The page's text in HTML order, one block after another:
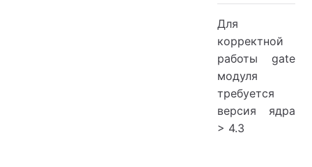
Для
корректной
работы gate
модуля
требуется
версия ядра
> 4.3